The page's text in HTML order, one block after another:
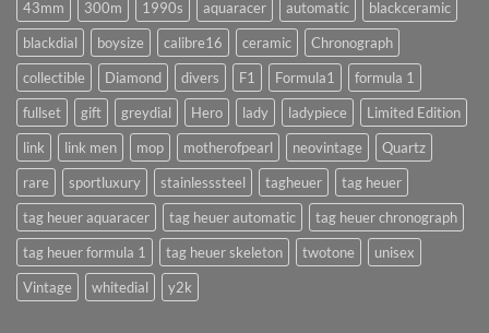
!?
43mm 300m 1990s aquaracer automatic
blackceramic
blackdial
boysize calibre16 ceramic
Chronograph
collectible
Diamond divers F1 Formula1
formula 1
fullset
gift greydial Hero lady ladypiece
Limited Edition
link
link men mop motherofpearl neovintage
Quartz
rare
sportluxury stainlesssteel tagheuer
tag heuer
tag heuer aquaracer
tag heuer automatic
tag heuer chronograph
tag heuer formula 1
tag heuer skeleton twotone
unisex
Vintage
whitedial y2k